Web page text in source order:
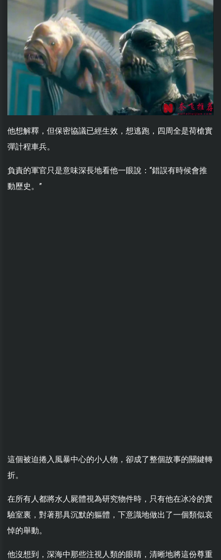
他想解釋，但保密協議已經生效，想逃跑，四周全是荷槍實
彈計程車兵。
負責的軍官只是意味深長地看他一眼說：“錯誤有時候會推
動歷史。”
這個被迫捲入風暴中心的小人物，卻成了整個故事的關鍵轉
折。
在所有人都將水人屍體視為研究物件時，只有他在冰冷的實
驗室裏，對著那具沉默的軀體，下意識地做出了一個類似哀
悼的舉動。
他沒想到，深海中那些注視人類的眼睛，清晰地將這份尊重